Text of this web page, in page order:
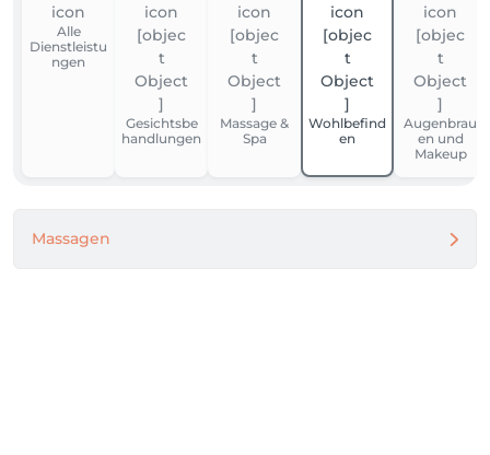
Alle
Dienstleistu
ngen
Gesichtsbe
handlungen
Massage &
Spa
Wohlbefind
en
Augenbrau
en und
Makeup
Massagen